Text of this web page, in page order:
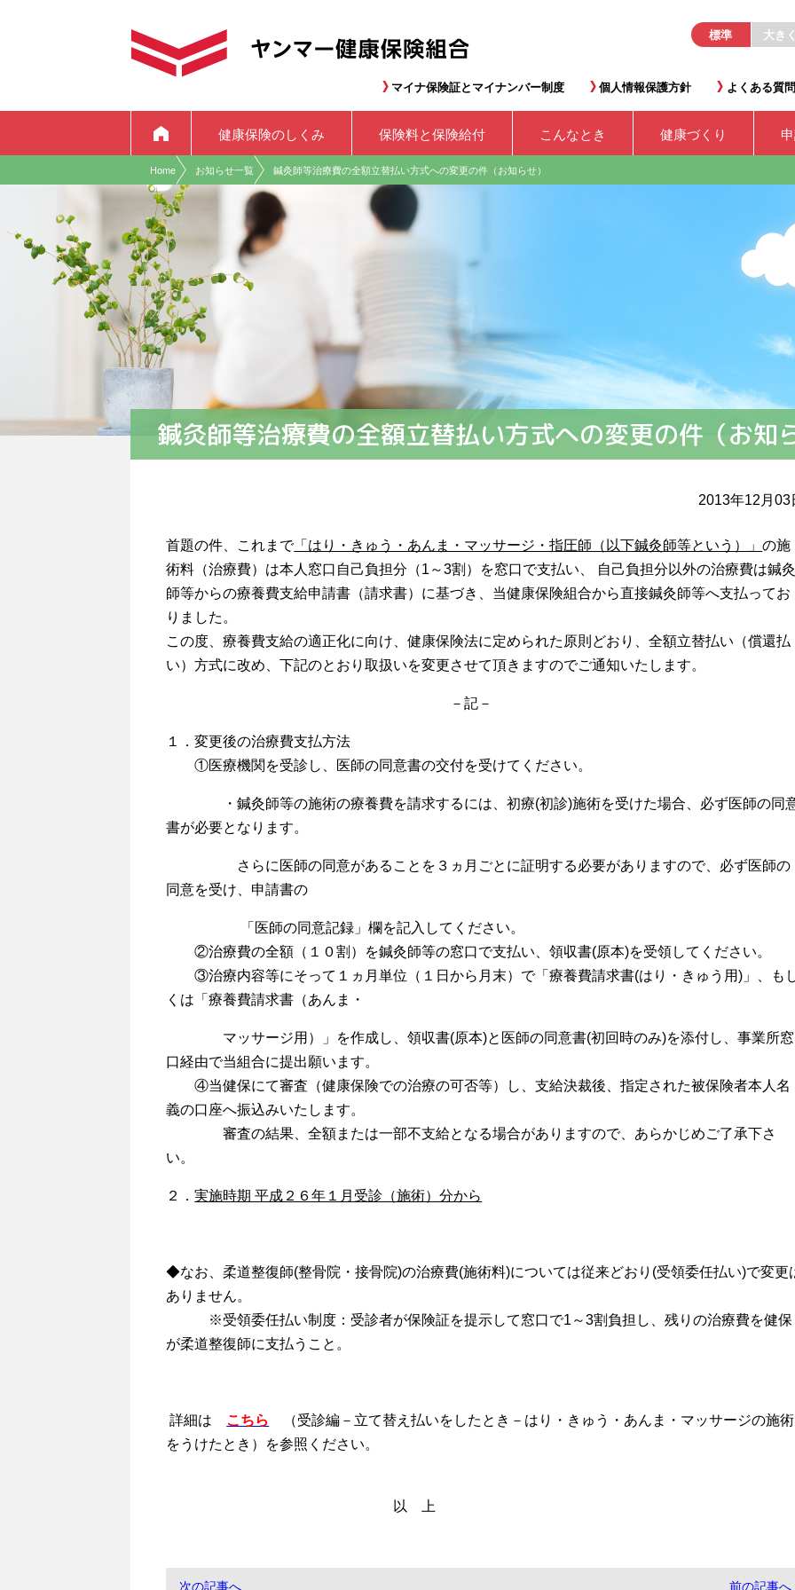
home
健康保険のしくみ 保険料と保険給付 こんなとき 健康づくり
マイナ保険証とマイナンバー制度 個人情報保護方針 よくある質問
標準 大き
Home お知らせ一覧 鍼灸師等治療費の全額立替払い方式への変更の件（お知らせ）
鍼灸師等治療費の全額立替払い方式への変更の件（お知
2013年12月03
首題の件、これまで「はり・きゅう・あんま・マッサージ・指圧師（以下鍼灸師等という）」の施
術料（治療費）は本人窓口自己負担分（1～3割）を窓口で支払い、 自己負担分以外の治療費は鍼
師等からの療養費支給申請書（請求書）に基づき、当健康保険組合から直接鍼灸師等へ支払ってお
りました。
この度、療養費支給の適正化に向け、健康保険法に定められた原則どおり、全額立替払い（償還払
い）方式に改め、下記のとおり取扱いを変更させて頂きますのでご通知いたします。
－記－
１．変更後の治療費支払方法
①医療機関を受診し、医師の同意書の交付を受けてください。
・鍼灸師等の施術の療養費を請求するには、初療(初診)施術を受けた場合、必ず医師の同
書が必要となります。
さらに医師の同意があることを３ヵ月ごとに証明する必要がありますので、必ず医師の
同意を受け、申請書の
「医師の同意記録」欄を記入してください。
②治療費の全額（１０割）を鍼灸師等の窓口で支払い、領収書(原本)を受領してください。
③治療内容等にそって１ヵ月単位（１日から月末）で「療養費請求書(はり・きゅう用)」、も
くは「療養費請求書（あんま・
マッサージ用）」を作成し、領収書(原本)と医師の同意書(初回時のみ)を添付し、事業所窓
口経由で当組合に提出願います。
④当健保にて審査（健康保険での治療の可否等）し、支給決裁後、指定された被保険者本人名
義の口座へ振込みいたします。
審査の結果、全額または一部不支給となる場合がありますので、あらかじめご了承下さ
い。
２．実施時期 平成２６年１月受診（施術）分から
◆なお、柔道整復師(整骨院・接骨院)の治療費(施術料)については従来どおり(受領委任払い)で変更
ありません。
※受領委任払い制度：受診者が保険証を提示して窓口で1～3割負担し、残りの治療費を健保
が柔道整復師に支払うこと。
詳細は こちら
（受診編－立て替え払いをしたとき－はり・きゅう・あんま・マッサージの施術
をうけたとき）を参照ください。
以 上
次の記事へ 前の記事へ